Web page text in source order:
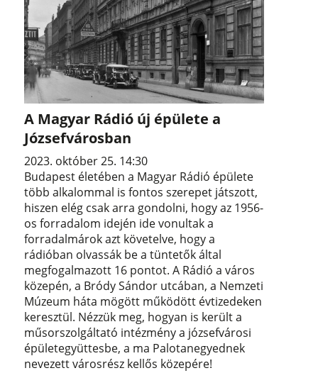
A Magyar Rádió új épülete a
Józsefvárosban
2023. október 25. 14:30
Budapest életében a Magyar Rádió épülete
több alkalommal is fontos szerepet játszott,
hiszen elég csak arra gondolni, hogy az 1956-
os forradalom idején ide vonultak a
forradalmárok azt követelve, hogy a
rádióban olvassák be a tüntetők által
megfogalmazott 16 pontot. A Rádió a város
közepén, a Bródy Sándor utcában, a Nemzeti
Múzeum háta mögött működött évtizedeken
keresztül. Nézzük meg, hogyan is került a
műsorszolgáltató intézmény a józsefvárosi
épületegyüttesbe, a ma Palotanegyednek
nevezett városrész kellős közepére!